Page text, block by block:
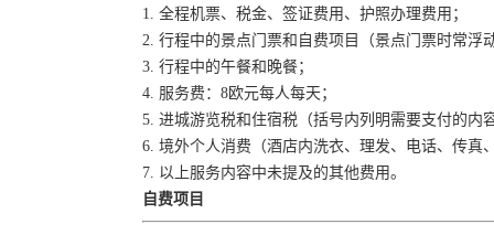
1. 全程机票、税金、签证费用、护照办理费用；
2. 行程中的景点门票和自费项目（景点门票时常
3. 行程中的午餐和晚餐；
4. 服务费：8欧元每人每天；
5. 进城游览税和住宿税（括号内列明需要支付的内
6. 境外个人消费（酒店内洗衣、理发、电话、传真
7. 以上服务内容中未提及的其他费用。
自费项目